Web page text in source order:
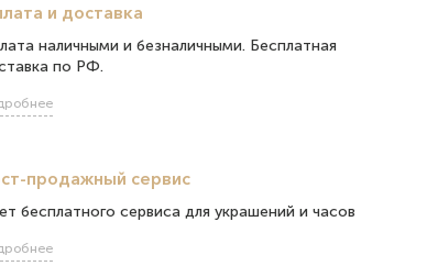
и доставка
наличными и безналичными. Бесплатная
по РФ.
продажный сервис
бесплатного сервиса для украшений и часов